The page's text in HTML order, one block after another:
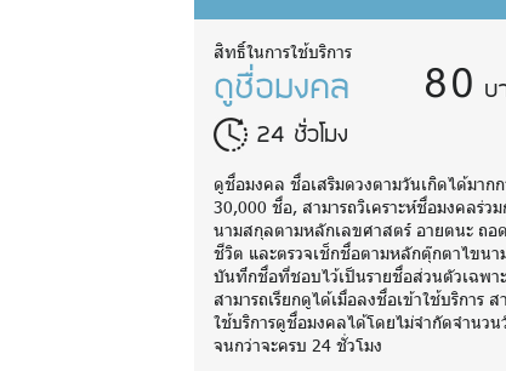
สิทธิ์ในการใช้บริการ
ดูชื่อมงคล
24 ชั่วโมง
80 บ
ดูชื่อมงคล ชื่อเสริมดวงตามวันเกิดได้มากก
30,000 ชื่อ, สามารถวิเคราะห์ชื่อมงคลร่ว
นามสกุลตามหลักเลขศาสตร์ อายตนะ ถอ
ชีวิต และตรวจเช็กชื่อตามหลักตุ๊กตาไขนา
บันทึกชื่อที่ชอบไว้เป็นรายชื่อส่วนตัวเฉพ
สามารถเรียกดูได้เมื่อลงชื่อเข้าใช้บริการ ส
ใช้บริการดูชื่อมงคลได้โดยไม่จำกัดจำนวน
จนกว่าจะครบ 24 ชั่วโมง